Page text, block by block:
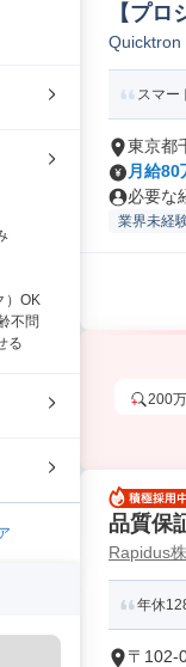
）OK
不問
る
【プ
建築製
スマー
東京都
月給80
必要な
業界未経
200
品質保
Rapidus
年休
〒102-